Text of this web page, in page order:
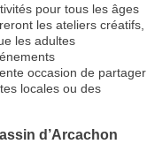
pour tous les âges
les ateliers créatifs,
les adultes
occasion de partager
locales ou des
d’Arcachon